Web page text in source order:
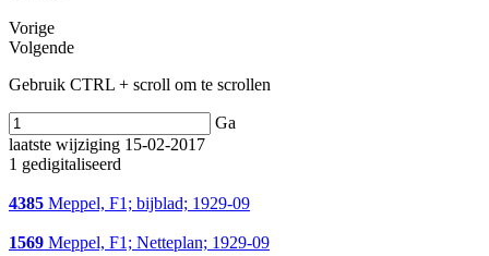
Vorige
Volgende
Gebruik CTRL + scroll om te scrollen
Ga
laatste wijziging 15-02-2017
1 gedigitaliseerd
4385 Meppel, F1; bijblad; 1929-09
1569 Meppel, F1; Netteplan; 1929-09